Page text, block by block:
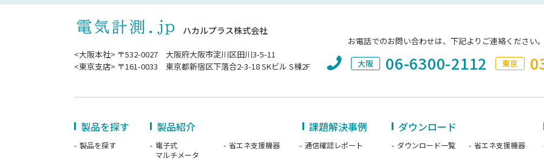
製品を探す
製品を探す
製品紹介 課題解決事例
電子式
マルチメータ
省エネ支援機器 通信確認レポート
ダウンロード
ダウンロード一覧 省エネ支援機器
ハカルプラス株式会社
<大阪本社> 〒532-0027 大阪府大阪市淀川区田川3-5-11
<東京支店> 〒161-0033 東京都新宿区下落合2-3-18 SKビル S棟2F
お電話でのお問い合わせは、下記よりご連絡ください
大阪
06-6300-2112 東京